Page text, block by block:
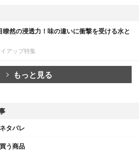
瞭然の浸透力！味の違いに衝撃を受ける水と
アップ特集
もっと見る
タバレ
う商品